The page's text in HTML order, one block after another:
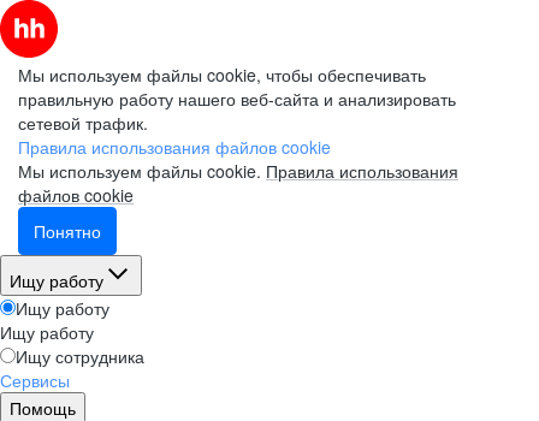
Мы используем файлы cookie, чтобы обеспечивать
правильную работу нашего веб-сайта и анализировать
сетевой трафик.
Правила использования файлов cookie
Мы используем файлы cookie. Правила использования
файлов cookie
Понятно
Ищу работу
Ищу работу
Ищу работу
Ищу сотрудника
Сервисы
Помощь